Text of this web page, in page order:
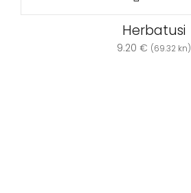
Herbatusi
9.20 € (69.32 kn)